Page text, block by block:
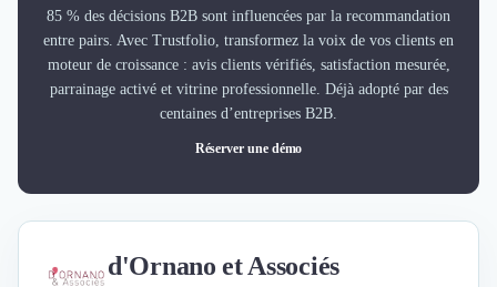
85 % des décisions B2B sont influencées par la recommandation
entre pairs. Avec Trustfolio, transformez la voix de vos clients en
moteur de croissance : avis clients vérifiés, satisfaction mesurée,
parrainage activé et vitrine professionnelle. Déjà adopté par des
centaines d’entreprises B2B.
Réserver une démo
d'Ornano et Associés